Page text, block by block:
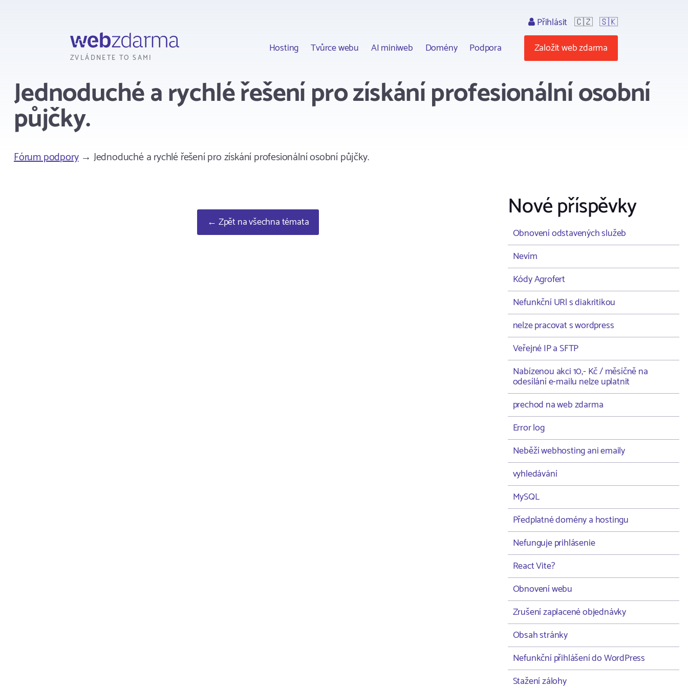
ZVLÁDNETE TO SAMI
Hosting Tvůrce webu AI miniweb Domény Podpora
Přihlásit 🇨🇿 🇸🇰
Založit web zdarma
Jednoduché a rychlé řešení pro získání profesionální osobní
půjčky.
Fórum podpory→ Jednoduché a rychlé řešení pro získání profesionální osobní půjčky.
← Zpět na všechna témata Nové příspěvky
Obnovení odstavených služeb
Nevím
Kódy Agrofert
Nefunkční URl s diakritikou
nelze pracovat s wordpress
Veřejné IP a SFTP
Nabízenou akci 10,- Kč / měsíčně na
odesílání e-mailu nelze uplatnit
prechod na web zdarma
Error log
Neběží webhosting ani emaily
vyhledávání
MySQL
Předplatné domény a hostingu
Nefunguje prihlásenie
React Vite?
Obnovení webu
Zrušení zaplacené objednávky
Obsah stránky
Nefunkční přihlášení do WordPress
Stažení zálohy